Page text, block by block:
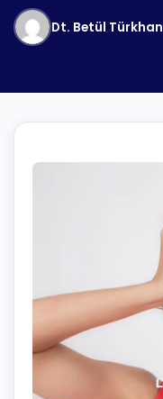
Dt. Betül Türkhan